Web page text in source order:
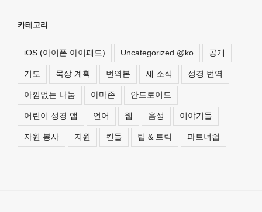
카테고리
iOS (아이폰 아이패드) Uncategorized @ko 공개
기도 묵상 계획 번역본 새 소식 성경 번역
아낌없는 나눔 아마존 안드로이드
어린이 성경 앱 언어 웹 음성 이야기들
자원 봉사 지원 킨들 팁 & 트릭 파트너쉽